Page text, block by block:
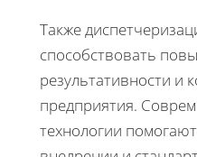
Также
способствовать
результативности и
предприятия.
технологии